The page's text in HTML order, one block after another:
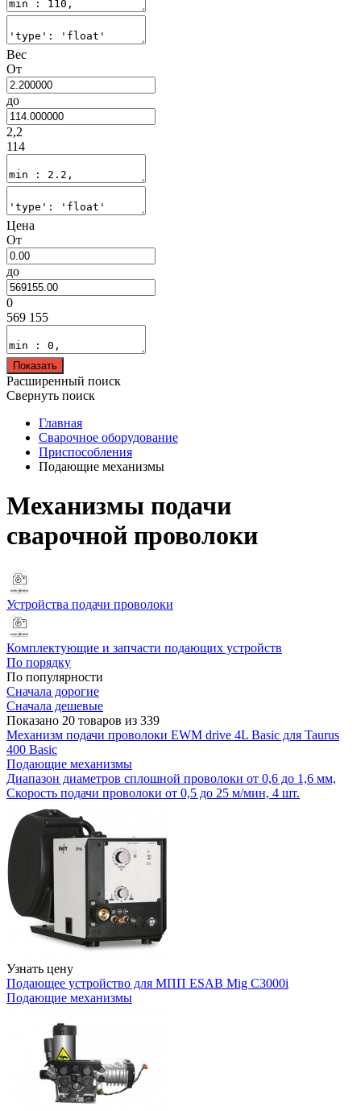
Вес
От
до
2,2
114
Цена
От
до
0
569 155
Показать
Расширенный поиск
Свернуть поиск
Главная
Сварочное оборудование
Приспособления
Подающие механизмы
Механизмы подачи
сварочной проволоки
Устройства подачи проволоки
Комплектующие и запчасти подающих устройств
По порядку
По популярности
Сначала дорогие
Сначала дешевые
Показано 20 товаров из 339
Механизм подачи проволоки EWM drive 4L Basic для Taurus
400 Basic
Подающие механизмы
Диапазон диаметров сплошной проволоки от 0,6 до 1,6 мм,
Скорость подачи проволоки от 0,5 до 25 м/мин, 4 шт.
Узнать цену
Подающее устройство для МПП ESAB Mig C3000i
Подающие механизмы